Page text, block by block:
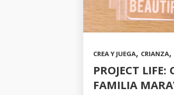
CREA Y JUEGA, CRIANZA,
PROJECT
FAMILIA